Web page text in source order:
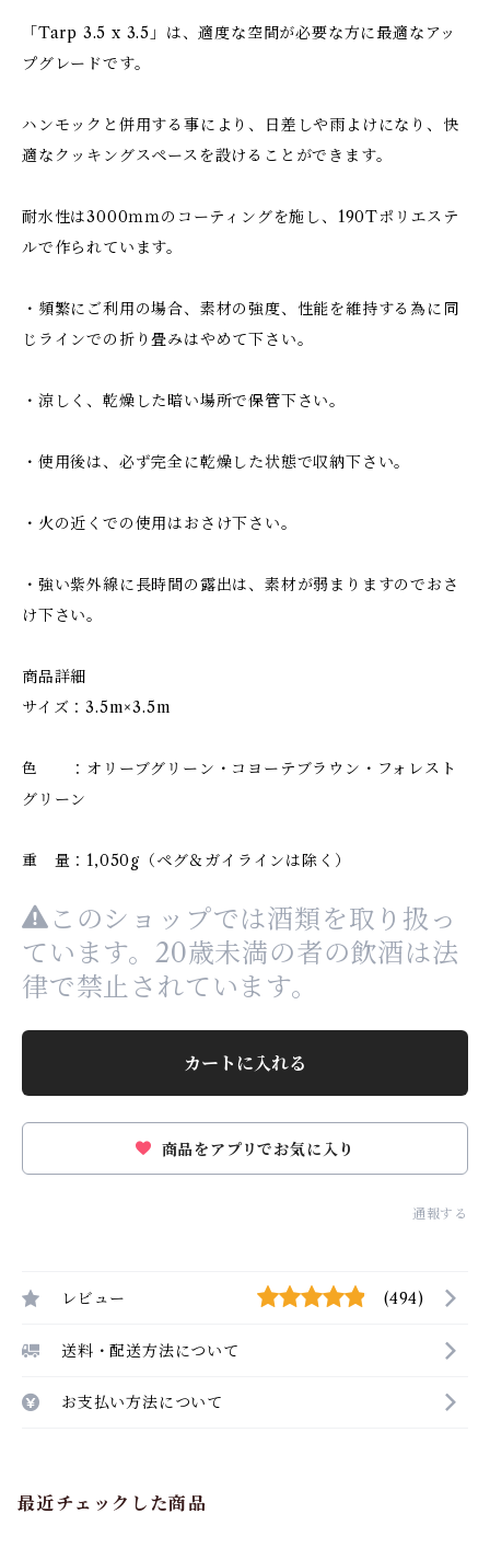
「Tarp 3.5 x 3.5」は、適度な空間が必要な方に最適なアッ
プグレードです。
ハンモックと併用する事により、日差しや雨よけになり、快
適なクッキングスペースを設けることができます。
耐水性は3000ｍｍのコーティングを施し、190Tポリエステ
ルで作られています。
・頻繁にご利用の場合、素材の強度、性能を維持する為に同
じラインでの折り畳みはやめて下さい。
・涼しく、乾燥した暗い場所で保管下さい。
・使用後は、必ず完全に乾燥した状態で収納下さい。
・火の近くでの使用はおさけ下さい。
・強い紫外線に長時間の露出は、素材が弱まりますのでおさ
け下さい。
商品詳細
サイズ：3.5m×3.5m
色 ：オリーブグリーン・コヨーテブラウン・フォレスト
グリーン
重 量：1,050g（ペグ＆ガイラインは除く）
このショップでは酒類を取り扱っ
ています。20歳未満の者の飲酒は法
律で禁止されています。
カートに入れる
商品をアプリでお気に入り
通報する
レビュー (494)
送料・配送方法について
お支払い方法について
最近チェックした商品